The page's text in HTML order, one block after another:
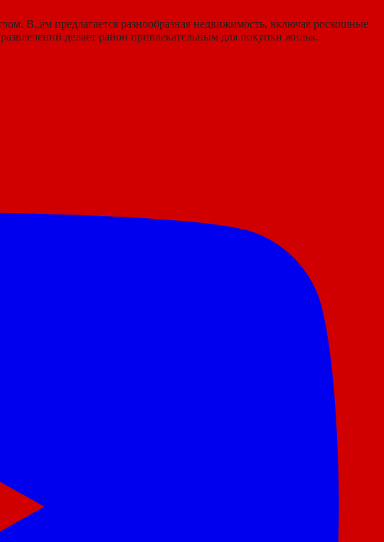
В..ам предлагается разнообразная недвижимость, включая роскошные
делает район привлекательным для покупки жилья.